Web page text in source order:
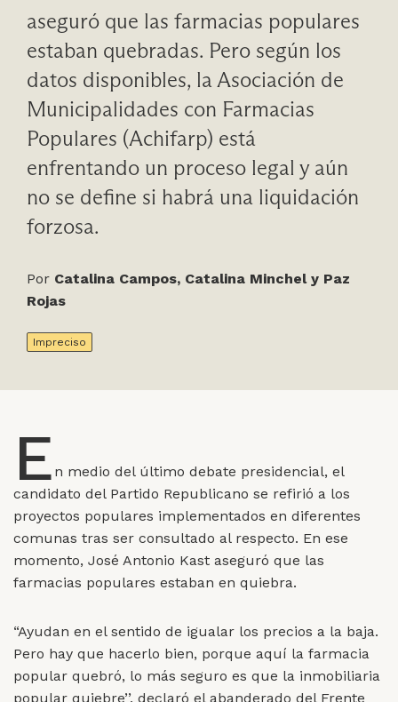
aseguró que las farmacias populares
estaban quebradas. Pero según los
datos disponibles, la Asociación de
Municipalidades con Farmacias
Populares (Achifarp) está
enfrentando un proceso legal y aún
no se define si habrá una liquidación
forzosa.
Por Catalina Campos, Catalina Minchel y Paz
Rojas
Impreciso
E n medio del último debate presidencial, el
candidato del Partido Republicano se refirió a los
proyectos populares implementados en diferentes
comunas tras ser consultado al respecto. En ese
momento, José Antonio Kast aseguró que las
farmacias populares estaban en quiebra.
“Ayudan en el sentido de igualar los precios a la baja.
Pero hay que hacerlo bien, porque aquí la farmacia
popular quebró, lo más seguro es que la inmobiliaria
popular quiebre’’, declaró el abanderado del Frente